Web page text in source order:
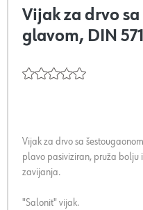
Vijak za drvo
glavom, DIN
Vijak za drvo sa
plavo pasiviziran, pruža bolju
zavijanja.
"Salonit" vijak.